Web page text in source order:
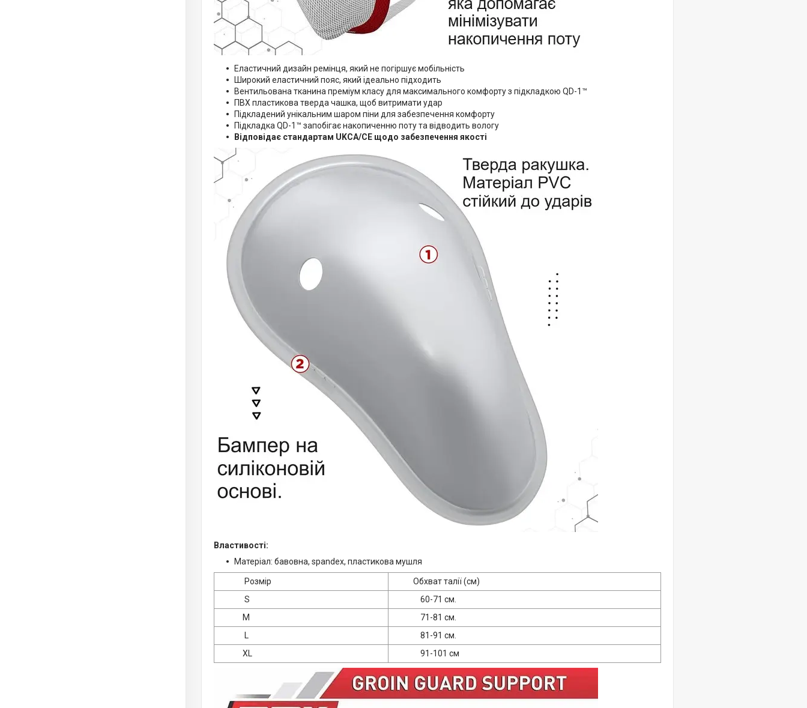
Еластичний дизайн ремінця, який не погіршує мобільність
Широкий еластичний пояс, який ідеально підходить
Вентильована тканина преміум класу для максимального комфорту з підкладкою QD-1™
ПВХ пластикова тверда чашка, щоб витримати удар
Підкладений унікальним шаром піни для забезпечення комфорту
Підкладка QD-1™ запобігає накопиченню поту та відводить вологу
Відповідає стандартам UKCA/CE щодо забезпечення якості
Властивості:
Матеріал: бавовна, spandex, пластикова мушля
Розмір
Обхват талії (см)
S
60-71 см.
M
71-81 см.
L
81-91 см.
XL
91-101 см